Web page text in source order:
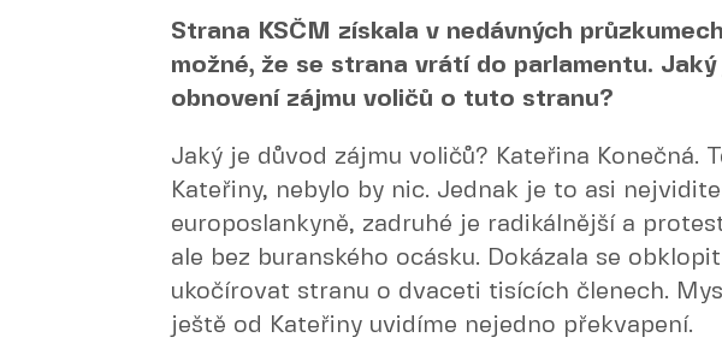
Strana KSČM získala v nedávných
možné, že se strana vrátí do parlamentu. Jaký
obnovení zájmu voličů o tuto stranu?
Jaký je důvod zájmu voličů? Kateřina Konečná.
Kateřiny, nebylo by nic. Jednak je to asi
europoslankyně, zadruhé je radikálnější a
ale bez buranského ocásku. Dokázala se
ukočírovat stranu o dvaceti tisících členech.
ještě od Kateřiny uvidíme nejedno překvapení.